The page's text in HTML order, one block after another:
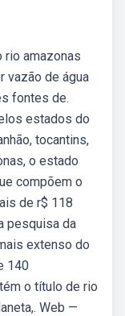
rio amazonas
vazão de água
fontes de.
estados do
tocantins,
o estado
compõem o
de r$ 118
pesquisa da
extenso do
140
o título de rio
Web —